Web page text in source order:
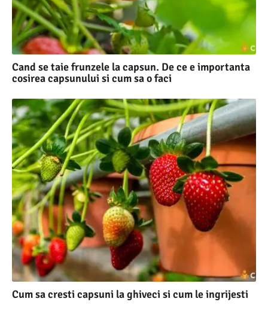
Cand se taie frunzele la capsun. De ce e importanta
cosirea capsunului si cum sa o faci
Cum sa cresti capsuni la ghiveci si cum le ingrijesti